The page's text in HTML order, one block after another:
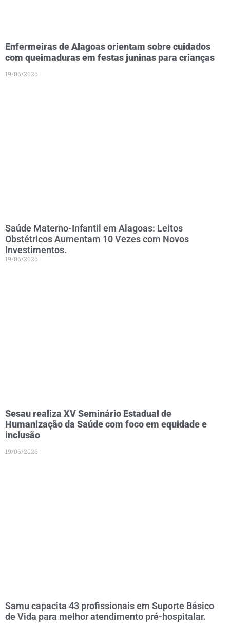
Enfermeiras de Alagoas orientam sobre cuidados
com queimaduras em festas juninas para crianças
19/06/2026
Saúde Materno-Infantil em Alagoas: Leitos
Obstétricos Aumentam 10 Vezes com Novos
Investimentos.
19/06/2026
Sesau realiza XV Seminário Estadual de
Humanização da Saúde com foco em equidade e
inclusão
19/06/2026
Samu capacita 43 profissionais em Suporte Básico
de Vida para melhor atendimento pré-hospitalar.